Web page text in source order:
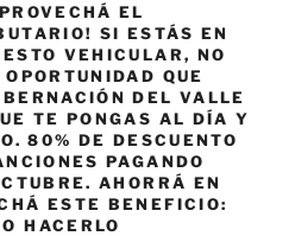
EL
SI ESTÁS EN
VEHICULAR, NO
QUE
DEL VALLE
TE PONGAS AL DÍA Y
80% DE DESCUENTO
PAGANDO
AHORRÁ EN
ESTE BENEFICIO:
HACERLO